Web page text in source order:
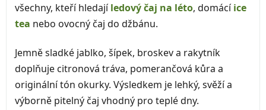
všechny, kteří hledajíledový čaj na léto, domácíice
tea nebo ovocný čaj do džbánu.
Jemně sladké jablko, šípek, broskev a rakytník
doplňuje citronová tráva, pomerančová kůra a
originální tón okurky. Výsledkem je lehký, svěží a
výborně pitelný čaj vhodný pro teplé dny.